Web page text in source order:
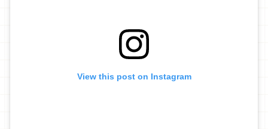
View this post on Instagram